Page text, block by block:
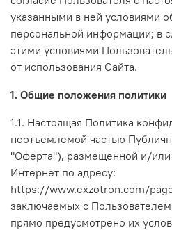
указанными в ней условиями
персональной информации; в
этими условиями
от использования Сайта.
1. Общие положения политики
1.1. Настоящая Политика
неотъемлемой частью
"Оферта"), размещенной и/или
Интернет по адресу:
https://www.exzotron.com/
заключаемых с Пользователем
прямо предусмотрено их